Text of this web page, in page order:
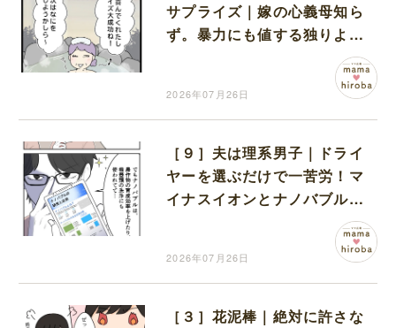
サプライズ｜嫁の心義母知ら
ず。暴力にも値する独りよが
2026年07月26日
［９］夫は理系男子｜ドライ
ヤーを選ぶだけで一苦労！マ
イナスイオンとナノバブルに
2026年07月26日
［３］花泥棒｜絶対に許さな